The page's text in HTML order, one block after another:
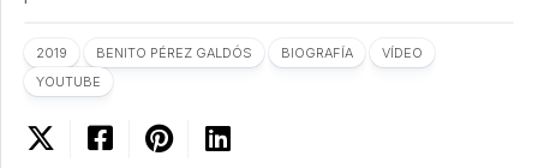
2019 BENITO PÉREZ GALDÓS BIOGRAFÍA
VÍDEO
YOUTUBE